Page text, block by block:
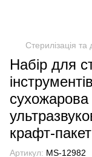
Стерилізація та
Набір для
крафт-
Артикул: MS-12982